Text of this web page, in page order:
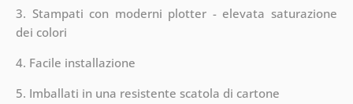
3. Stampati con moderni plotter - elevata saturazione
dei colori
4. Facile installazione
5. Imballati in una resistente scatola di cartone